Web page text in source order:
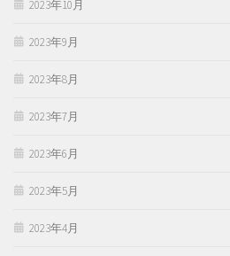
2023年10月
2023年9月
2023年8月
2023年7月
2023年6月
2023年5月
2023年4月